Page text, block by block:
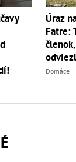
Úraz
Fatre:
Domáce